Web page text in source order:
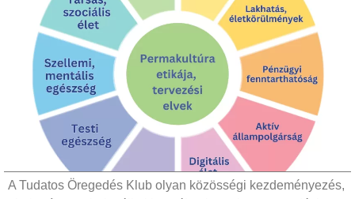
A Tudatos Öregedés Klub olyan közösségi kezdeményezés,